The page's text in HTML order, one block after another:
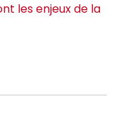
les enjeux de la